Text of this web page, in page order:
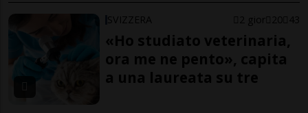
SVIZZERA 2 gior 20 43
«Ho studiato veterinaria,
ora me ne pento», capita
a una laureata su tre